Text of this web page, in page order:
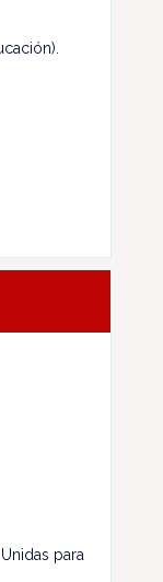
para